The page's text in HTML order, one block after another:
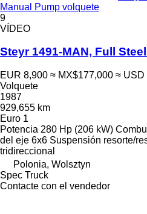
Manual Pump volquete
9
VÍDEO
Steyr 1491-MAN, Full
EUR 8,900 ≈ MX$177,000 ≈ USD
Volquete
1987
929,655 km
Euro 1
Potencia 280 Hp (206 kW)
del eje 6x6 Suspensión resorte/
tridireccional
Polonia, Wolsztyn
Spec Truck
Contacte con el vendedor